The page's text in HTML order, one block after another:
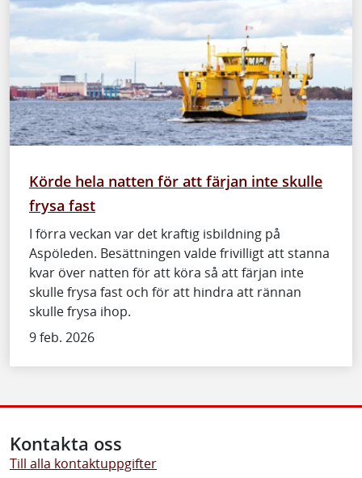
Körde hela natten för att färjan inte skulle
frysa fast
I förra veckan var det kraftig isbildning på
Aspöleden. Besättningen valde frivilligt att stanna
kvar över natten för att köra så att färjan inte
skulle frysa fast och för att hindra att rännan
skulle frysa ihop.
9 feb. 2026
Kontakta oss
Till alla kontaktuppgifter